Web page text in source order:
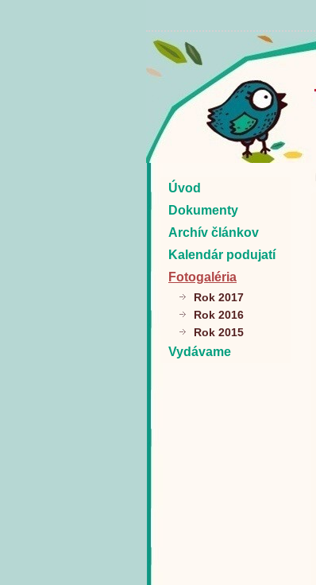
Úvod
Dokumenty
Archív článkov
Kalendár podujatí
Fotogaléria
Rok 2017
Rok 2016
Rok 2015
Vydávame